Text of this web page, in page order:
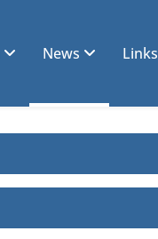
News Links